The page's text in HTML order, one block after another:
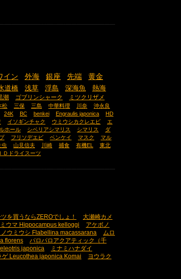
イン 外海 銀座 先端
黄金
道橋 浅草 浮島 深海魚
熱海
潮 ゴブリンシャーク
ミツクリザメ
松 三保 三島 中華料理 川奈
沖永良
24K BC benkei Engraulis japonica
HD
イソギンチャク ウミウシカクレエビ
エ
ホール シベリアシマリス シマリス
ダ
フリソデエビ ベンケイ マスク
マル
虫 山見信夫 川崎 捕食 有機EL
東北
Ｄドライスーツ
を買うならZEROでしょ！
大瀬崎カメ
ウマ Hippocampus kelloggi
アケボノ
ウミウシ Flabellina macassarana
ムロ
florens
パロパロアクアティック（千
japonica
ミナミハナダイ
ゲ Leucothea japonica Komai
ヨウラク